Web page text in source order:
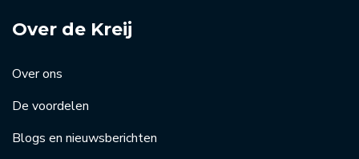
Over de Kreij
Over ons
De voordelen
Blogs en nieuwsberichten